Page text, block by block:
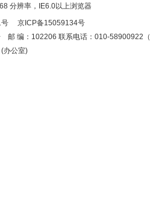
分辨率，IE6.0以上浏览器
京ICP备15059134号
邮 编：102206 联系电话：010-58900922
(办公室)